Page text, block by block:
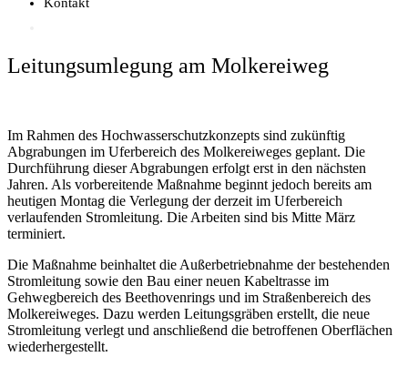
Leitungsumlegung am Molkereiweg
Im Rahmen des Hochwasserschutzkonzepts sind zukünftig
Abgrabungen im Uferbereich des Molkereiweges geplant. Die
Durchführung dieser Abgrabungen erfolgt erst in den nächsten
Jahren. Als vorbereitende Maßnahme beginnt jedoch bereits am
heutigen Montag die Verlegung der derzeit im Uferbereich
verlaufenden Stromleitung. Die Arbeiten sind bis Mitte März
terminiert.
Die Maßnahme beinhaltet die Außerbetriebnahme der bestehenden
Stromleitung sowie den Bau einer neuen Kabeltrasse im
Gehwegbereich des Beethovenrings und im Straßenbereich des
Molkereiweges. Dazu werden Leitungsgräben erstellt, die neue
Stromleitung verlegt und anschließend die betroffenen Oberflächen
wiederhergestellt.